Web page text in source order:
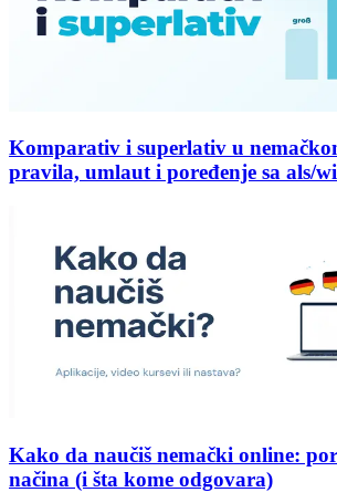
Komparativ i superlativ u
pravila, umlaut i poređenje sa als/
Kako da naučiš nemački online:
načina (i šta kome odgovara)